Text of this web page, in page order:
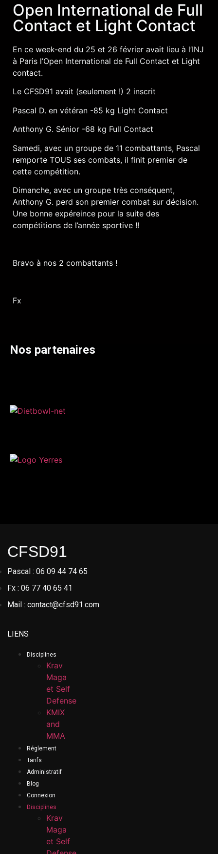
Open International de Full
Contact et Light Contact
En ce week-end du 25 et 26 février avait lieu à l’INJ
à Paris l’Open International de Full Contact et Light
contact.
Le CFSD91 avait (seulement !) 2 inscrit
Pascal D. en vétéran -85 kg Light Contact
Anthony G. Sénior -68 kg Full Contact
Samedi, avec un groupe de 11 combattants, Pascal
remporte TOUS ses combats, il finit premier de
cette compétition.
Dimanche, avec un groupe très conséquent,
Anthony G. perd son premier combat sur décision.
Une bonne expéreince pour la suite des
compétitions de l’année sportive !!
Bravo à nos 2 combattants !
Fx
Nos partenaires
CFSD91
Pascal : 06 09 44 74 65
Fx : 06 77 40 65 41
Mail : contact@cfsd91.com
LIENS
Disciplines
Krav
Maga
et Self
Defense
KMIX
and
MMA
Réglement
Tarifs
Administratif
Blog
Connexion
Disciplines
Krav
Maga
et Self